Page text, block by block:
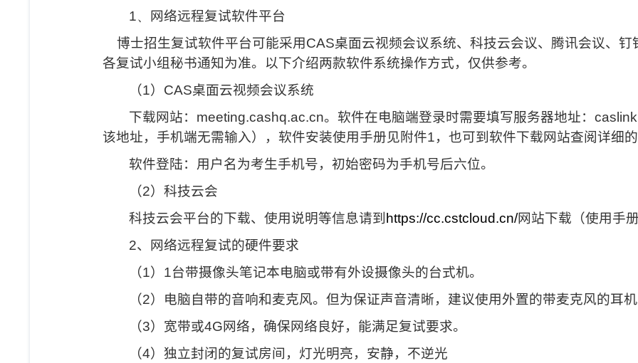
1、
网络远程复试软件平台
博士招生复试软件平台可能采用CAS桌面云视频会议系统、科技云会议、腾讯会议、
各复试小组秘书通知为准。以下介绍两款软件系统操作方式，仅供参考。
（1） CAS桌面云视频会议系统
下载网站： meeting.cashq.ac.cn。软件在电脑端登录时需要填写服务器地址：
该地址，手机端无需输入），软件安装使用手册见附件1，也可到软件下载网站查阅详细的
软件登陆：用户名为考生手机号，初始密码为手机号后六位。
（2）科技云会
科技云会平台的下载、使用说明等信息请到 https://cc.cstcloud.cn/网站下载（使用手
2、网络远程复试的硬件要求
（1） 1台带摄像头笔记本电脑或带有外设摄像头的台式机。
（2）电脑自带的音响和麦克风。但为保证声音清晰，建议使用外置的带麦克风的耳机
（3）宽带或4G网络，确保网络良好，能满足复试要求。
（4）独立封闭的复试房间，灯光明亮，安静，不逆光